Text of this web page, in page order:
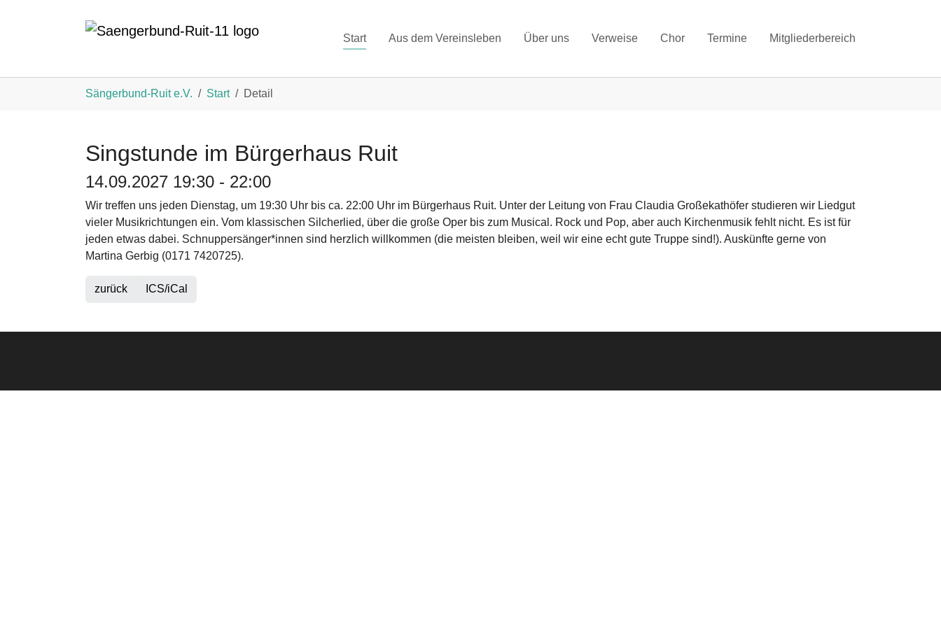
Start Aus dem Vereinsleben Über uns Verweise Chor Termine Mitgliederbereich
Sängerbund-Ruit e.V. Start Detail
Singstunde im Bürgerhaus Ruit
14.09.2027 19:30 - 22:00
Wir treffen uns jeden Dienstag, um 19:30 Uhr bis ca. 22:00 Uhr im Bürgerhaus Ruit. Unter der Leitung von Frau Claudia Großekathöfer studieren wir Liedgut
vieler Musikrichtungen ein. Vom klassischen Silcherlied, über die große Oper bis zum Musical. Rock und Pop, aber auch Kirchenmusik fehlt nicht. Es ist für
jeden etwas dabei. Schnuppersänger*innen sind herzlich willkommen (die meisten bleiben, weil wir eine echt gute Truppe sind!). Auskünfte gerne von
Martina Gerbig (0171 7420725).
zurück ICS/iCal